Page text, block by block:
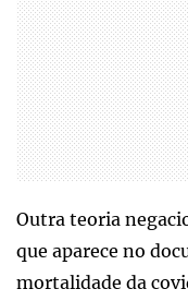
Outra teoria
que aparece no
mortalidade da